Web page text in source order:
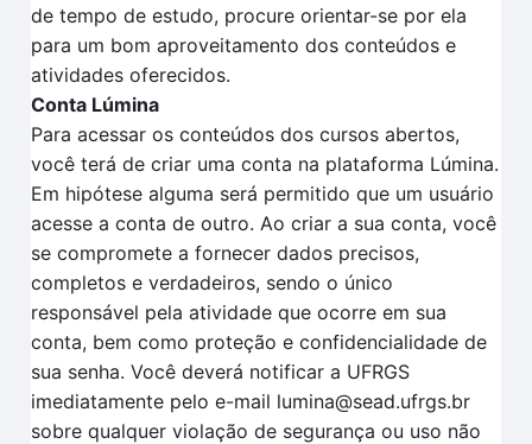
de tempo de estudo, procure orientar-se por ela
para um bom aproveitamento dos conteúdos e
atividades oferecidos.
Conta Lúmina
Para acessar os conteúdos dos cursos abertos,
você terá de criar uma conta na plataforma Lúmina.
Em hipótese alguma será permitido que um usuário
acesse a conta de outro. Ao criar a sua conta, você
se compromete a fornecer dados precisos,
completos e verdadeiros, sendo o único
responsável pela atividade que ocorre em sua
conta, bem como proteção e confidencialidade de
sua senha. Você deverá notificar a UFRGS
imediatamente pelo e-mail lumina@sead.ufrgs.br
sobre qualquer violação de segurança ou uso não